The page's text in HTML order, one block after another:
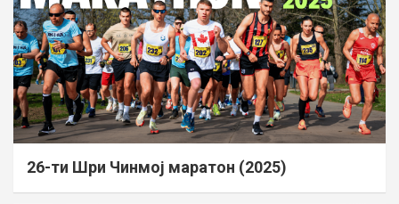
26-ти Шри Чинмој маратон (2025)